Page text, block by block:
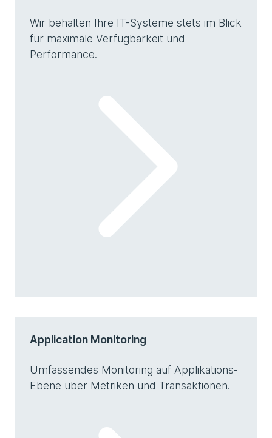
Wir behalten Ihre IT-Systeme stets im Blick
für maximale Verfügbarkeit und
Performance.
Application Monitoring
Umfassendes Monitoring auf Applikations-
Ebene über Metriken und Transaktionen.